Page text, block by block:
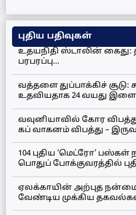
புதிய பதிவுகள்
உதயநிதி ஸ்டாலின் கைது:
பரபரப்பு…
வத்தளை துப்பாக்கிச் சூடு:
உதவியதாக 24 வயது
வவுனியாவில் கோர
கப் வாகனம் விபத்து –
104 புதிய ‘மெட்ரோ’
பொதுப் போக்குவரத்தில்
ஏலக்காயின் அற்புத
வேண்டிய முக்கிய